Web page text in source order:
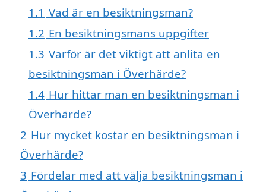
1.1 Vad är en besiktningsman?
1.2 En besiktningsmans uppgifter
1.3 Varför är det viktigt att anlita en
besiktningsman i Överhärde?
1.4 Hur hittar man en besiktningsman i
Överhärde?
2 Hur mycket kostar en besiktningsman i
Överhärde?
3 Fördelar med att välja besiktningsman i